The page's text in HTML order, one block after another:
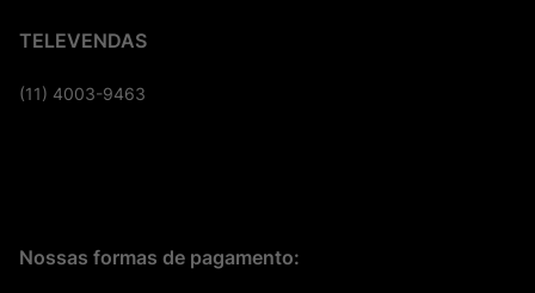
TELEVENDAS
(11) 4003-9463
Nossas formas de pagamento: